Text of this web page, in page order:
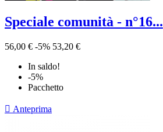
Speciale comunità - n°16...
56,00 € -5% 53,20 €
In saldo!
-5%
Pacchetto
 Anteprima